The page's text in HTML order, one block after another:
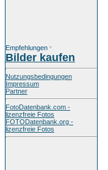
Empfehlungen *
Bilder kaufen
Nutzungsbedingungen
Impressum
Partner
FotoDatenbank.com -
lizenzfreie Fotos
FOTODatenbank.org -
lizenzfreie Fotos